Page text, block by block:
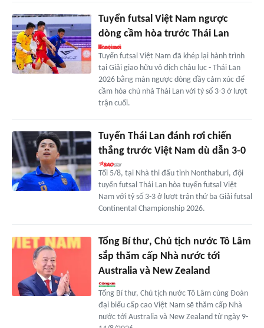
Tuyển futsal Việt Nam ngược
dòng cầm hòa trước Thái Lan
Tuyển futsal Việt Nam đã khép lại hành trình
tại Giải giao hữu vô địch châu lục - Thái Lan
2026 bằng màn ngược dòng đầy cảm xúc để
cầm hòa chủ nhà Thái Lan với tỷ số 3-3 ở lượt
trận cuối.
Tuyển Thái Lan đánh rơi chiến
thắng trước Việt Nam dù dẫn 3-0
Tối 5/8, tại Nhà thi đấu tỉnh Nonthaburi, đội
tuyển futsal Thái Lan hòa tuyển futsal Việt
Nam với tỷ số 3-3 ở lượt trận thứ ba Giải futsal
Continental Championship 2026.
Tổng Bí thư, Chủ tịch nước Tô Lâm
sắp thăm cấp Nhà nước tới
Australia và New Zealand
Tổng Bí thư, Chủ tịch nước Tô Lâm cùng Đoàn
đại biểu cấp cao Việt Nam sẽ thăm cấp Nhà
nước tới Australia và New Zealand từ ngày 9-